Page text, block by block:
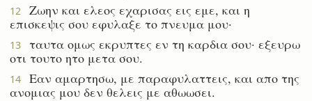
12
Ζωην και ελεος εχαρισας εις εμε, και η
επισκεψις σου εφυλαξε το πνευμα μου·
13
ταυτα ομως εκρυπτες εν τη καρδια σου· εξευρω
οτι τουτο ητο μετα σου.
14
Εαν αμαρτησω, με παραφυλαττεις, και απο της
ανομιας μου δεν θελεις με αθωωσει.